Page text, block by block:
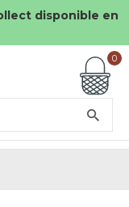
disponible en
0